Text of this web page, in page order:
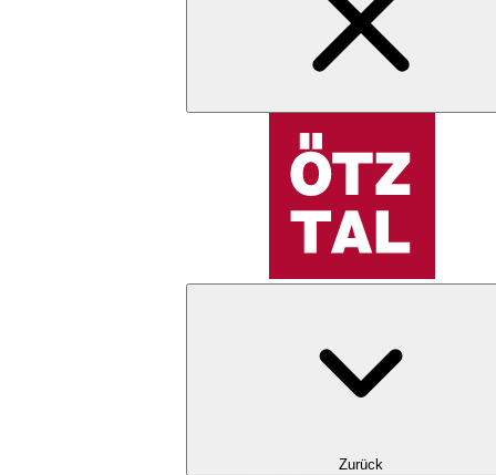
Zurück